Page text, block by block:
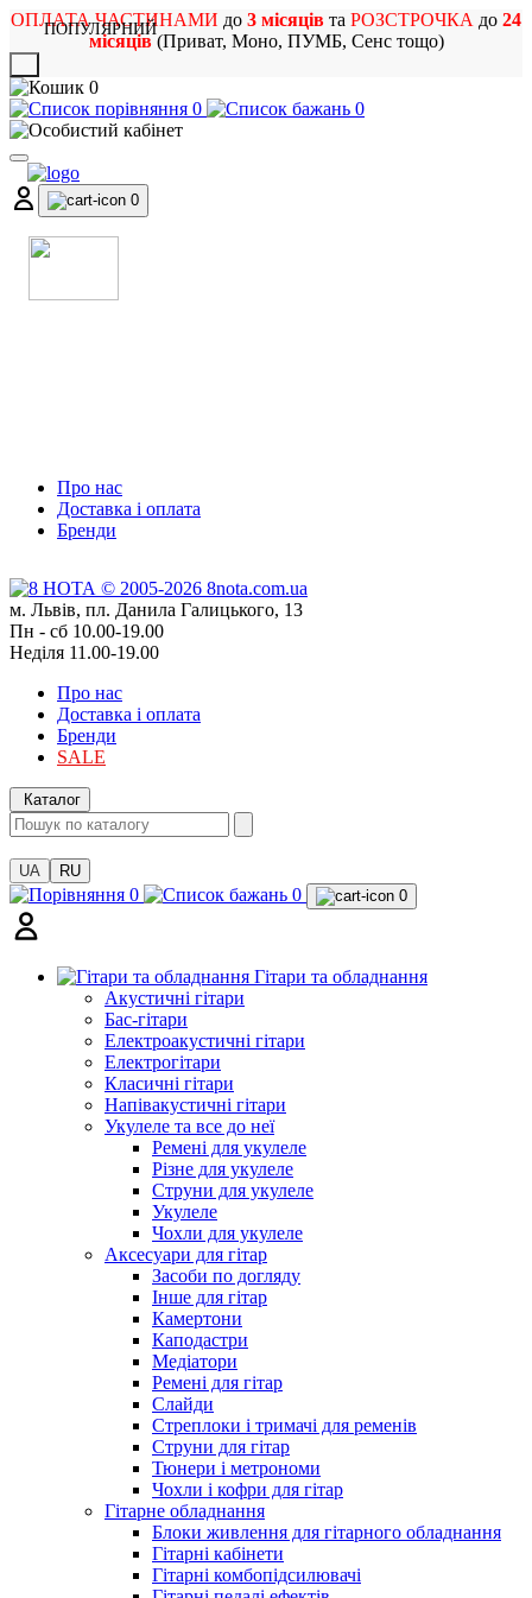
ОПЛАТА ЧАСТИНАМИ до 3 місяців та РОЗСТРОЧКА до 24
місяців(Приват, Моно, ПУМБ, Сенс тощо)
0
0
0
0
Про нас
Доставка і оплата
Бренди
м. Львів, пл. Данила Галицького, 13
Пн - сб 10.00-19.00
Неділя 11.00-19.00
Про нас
Доставка і оплата
Бренди
SALE
Каталог
UA RU
0 0 0
Гітари та обладнання
Акустичні гітари
Бас-гітари
Електроакустичні гітари
Електрогітари
Класичні гітари
Напівакустичні гітари
Укулеле та все до неї
Ремені для укулеле
Різне для укулеле
Струни для укулеле
Укулеле
Чохли для укулеле
Аксесуари для гітар
Засоби по догляду
Інше для гітар
Камертони
Каподастри
Медіатори
Ремені для гітар
Слайди
Стреплоки і тримачі для ременів
Струни для гітар
Тюнери і метрономи
Чохли і кофри для гітар
Гітарне обладнання
Блоки живлення для гітарного обладнання
Гітарні кабінети
Гітарні комбопідсилювачі
ПОПУЛЯРНИЙ